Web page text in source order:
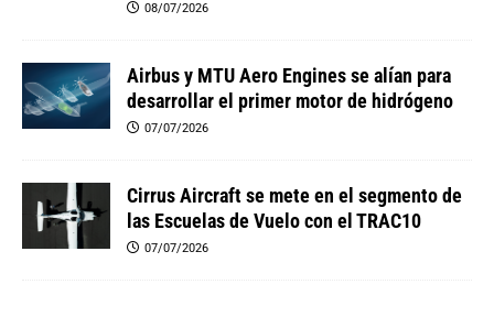
08/07/2026
Airbus y MTU Aero Engines se alían para
desarrollar el primer motor de hidrógeno
07/07/2026
Cirrus Aircraft se mete en el segmento de
las Escuelas de Vuelo con el TRAC10
07/07/2026